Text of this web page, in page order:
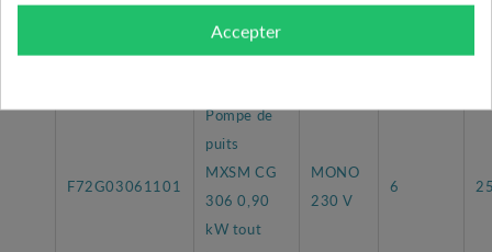
Référence Désignation
Tension
F72G03061101
Pompe de
puits
MXSM CG
306 0,90
kW tout
MONO
230 V
6
Accepter